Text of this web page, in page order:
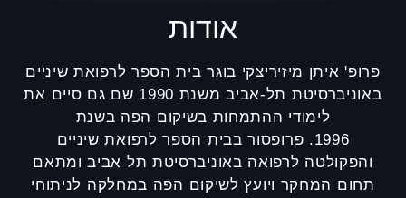
אודות
פרופ' איתן מיזיריצקי בוגר בית הספר לרפואת שיניים
באוניברסיטת תל-אביב משנת 1990 שם גם סיים את
לימודי ההתמחות בשיקום הפה בשנת
1996.
פרופסור בבית הספר לרפואת שיניים
והפקולטה לרפואה באוניברסיטת תל אביב ומתאם
תחום המחקר ויועץ לשיקום הפה במחלקה לניתוחי